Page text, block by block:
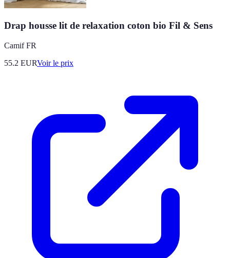
Drap housse lit de relaxation coton bio Fil & Sens
Camif FR
55.2 EURVoir le prix